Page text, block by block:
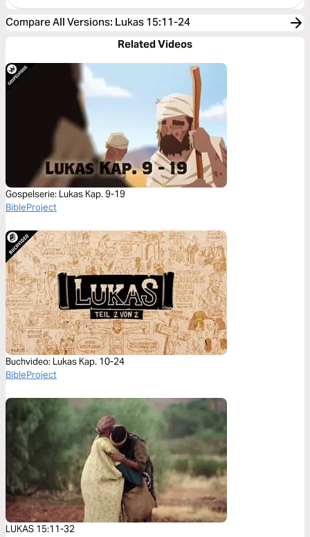
Compare All Versions: Lukas 15:11-24
Related Videos
Gospelserie: Lukas Kap. 9-19
BibleProject
Buchvideo: Lukas Kap. 10-24
BibleProject
LUKAS 15:11-32